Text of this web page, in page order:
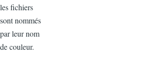
les fichiers
sont nommés
par leur nom
de couleur.